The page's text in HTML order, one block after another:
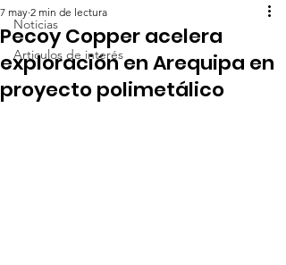
Noticias
Articulos de interés
Pecoy Copper acelera
exploración en Arequipa en
proyecto polimetálico
7 may 2 min de lectura